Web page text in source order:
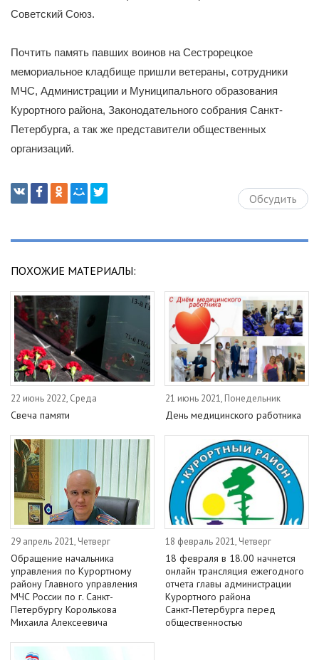
Советский Союз.
Почтить память павших воинов на Сестрорецкое
мемориальное кладбище пришли ветераны, сотрудники
МЧС, Администрации и Муниципального образования
Курортного района, Законодательного собрания Санкт-
Петербурга, а так же представители общественных
организаций.
Обсудить
ПОХОЖИЕ МАТЕРИАЛЫ:
22 июнь 2022, Среда
Свеча памяти
21 июнь 2021, Понедельник
День медицинского работника
29 апрель 2021, Четверг
Обращение начальника
управления по Курортному
району Главного управления
МЧС России по г. Санкт-
Петербургу Королькова
Михаила Алексеевича
18 февраль 2021, Четверг
18 февраля в 18.00 начнется
онлайн трансляция ежегодного
отчета главы администрации
Курортного района
Санкт‑Петербурга перед
общественностью